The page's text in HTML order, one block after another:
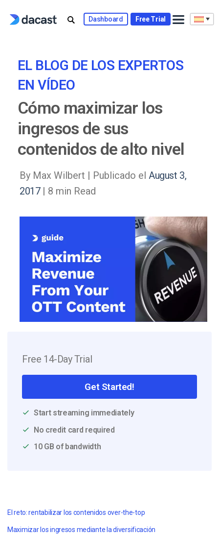
Dashboard Free Trial
EL BLOG DE LOS EXPERTOS
EN VÍDEO
Cómo maximizar los
ingresos de sus
contenidos de alto nivel
By Max Wilbert | Publicado el August 3,
2017| 8 min Read
Free 14-Day Trial
Get Started!
Start streaming immediately
No credit card required
10 GB of bandwidth
El reto: rentabilizar los contenidos over-the-top
Maximizar los ingresos mediante la diversificación